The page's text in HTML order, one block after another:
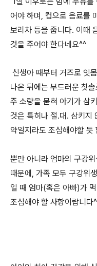
어야 하며, 컵으로 음료를
보리차 등을 줍니다. 이때
것을 주어야 한다네요^^
신생아 때부터 거즈로 잇
나온 뒤에는 부드러운 칫
주 소량을 묻혀 아기가 삼
것은 특히나 절.대. 삼키지
약일지라도 조심해야할 듯
뿐만 아니라 엄마의 구강
때문에, 가족 모두 구강위
일 때 엄마(혹은 아빠)가
조심해야 할 사항이랍니다